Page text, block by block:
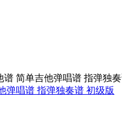
弹唱谱 指弹独奏谱 初级版